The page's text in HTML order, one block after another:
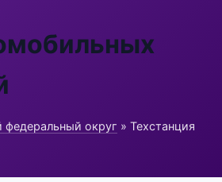
федеральный округ » Техстанция